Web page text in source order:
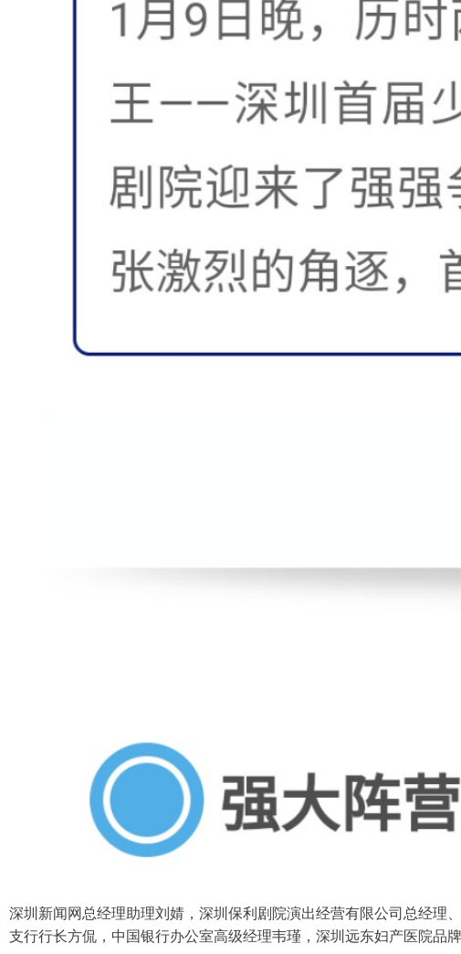
深圳新闻网总经理助理刘婧，深圳保利剧院演出经营有限公司总经
支行行长方侃，中国银行办公室高级经理韦瑾，深圳远东妇产医院品